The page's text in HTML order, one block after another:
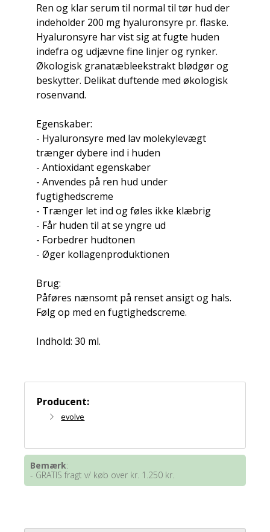
Ren og klar serum til normal til tør hud der
indeholder 200 mg hyaluronsyre pr. flaske.
Hyaluronsyre har vist sig at fugte huden
indefra og udjævne fine linjer og rynker.
Økologisk granatæbleekstrakt blødgør og
beskytter. Delikat duftende med økologisk
rosenvand.
Egenskaber:
- Hyaluronsyre med lav molekylevægt
trænger dybere ind i huden
- Antioxidant egenskaber
- Anvendes på ren hud under
fugtighedscreme
- Trænger let ind og føles ikke klæbrig
- Får huden til at se yngre ud
- Forbedrer hudtonen
- Øger kollagenproduktionen
Brug:
Påføres nænsomt på renset ansigt og hals.
Følg op med en fugtighedscreme.
Indhold: 30 ml.
Producent:
evolve
Bemærk:
- GRATIS fragt v/ køb over kr. 1.250 kr.